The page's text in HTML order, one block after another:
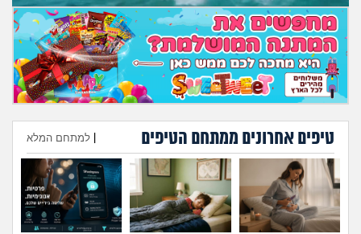
טיפים אחרונים ממתחם הטיפים למתחם המלא
הוספת טיפ